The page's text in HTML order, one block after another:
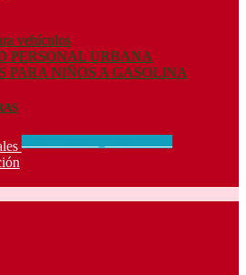
vehículos
PERSONAL URBANA
PARA NIÑOS A GASOLINA